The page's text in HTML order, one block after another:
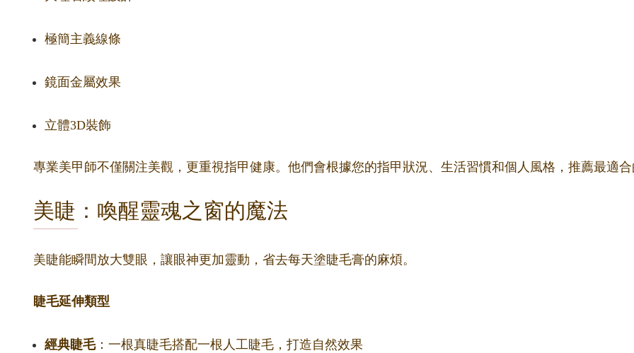
極簡主義線條
鏡面金屬效果
立體3D裝飾
專業美甲師不僅關注美觀，更重視指甲健康。他們會根據您的指甲狀況、生活習慣和個人風格，推薦最適合
美睫：喚醒靈魂之窗的魔法
美睫能瞬間放大雙眼，讓眼神更加靈動，省去每天塗睫毛膏的麻煩。
睫毛延伸類型
經典睫毛：一根真睫毛搭配一根人工睫毛，打造自然效果